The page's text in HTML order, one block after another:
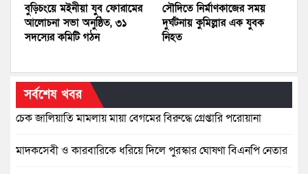
বুড়িচংয়ে মইনীয়া যুব ফোরামের
আলোচনা সভা অনুষ্ঠিত, ৩১
সদস্যের কমিটি গঠন
সৌদিতে নির্মাণকাজের সময়
দুর্ঘটনায় কুমিল্লার এক যুবক
নিহত
সর্বশেষ খবর
চেক জালিয়াতি মামলায় মায়া বেগমের বিরুদ্ধে গ্রেপ্তারি পরোয়ানা
মাদকসেবী ও কারবারিকে ধরিয়ে দিলে পুরস্কার ঘোষণা বিএনপি নেতার